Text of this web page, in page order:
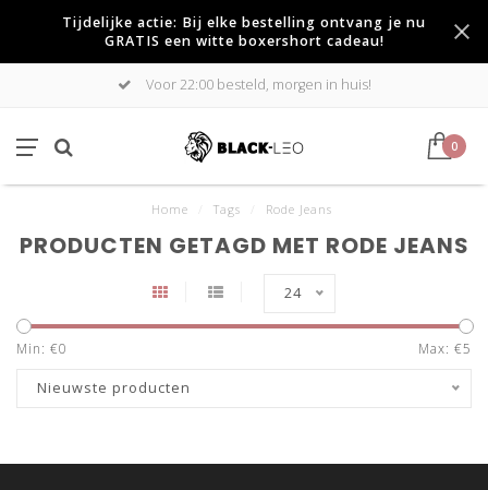
Tijdelijke actie: Bij elke bestelling ontvang je nu
GRATIS een witte boxershort cadeau!
Voor 22:00 besteld, morgen in huis!
0
Home Tags Rode Jeans
PRODUCTEN GETAGD MET RODE JEANS
24
Min: €0 Max: €5
Nieuwste producten